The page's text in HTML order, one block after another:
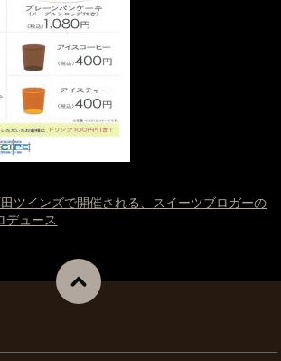
ツインズで開催される、スイーツブロガーの
デュース